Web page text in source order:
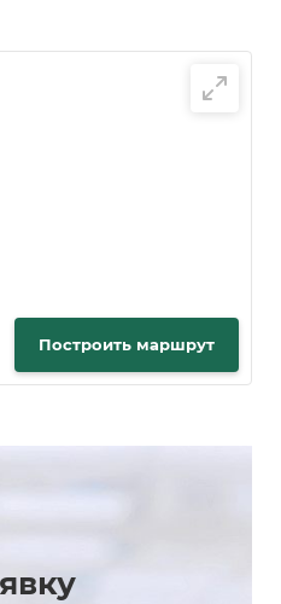
Построить маршрут